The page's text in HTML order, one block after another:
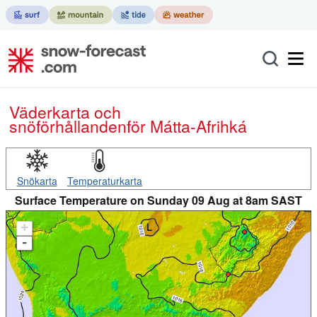
Väderkarta och
snöförhållandenför Mátta-Afrihká
Snökarta Temperaturkarta
Surface Temperature on Sunday 09 Aug at 8am SAST
+
-